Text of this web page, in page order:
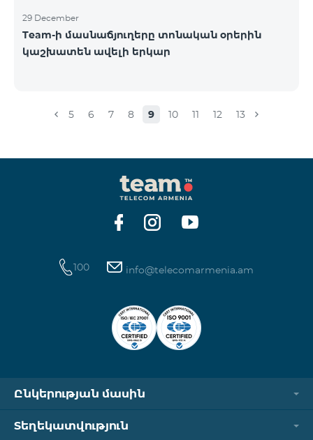
29 December
Team-ի մասնաճյուղերը տոնական օրերին
կաշխատեն ավելի երկար
5 6 7 8 9 10 11 12 13
100 info@telecomarmenia.am
Ընկերության մասին
Տեղեկատվություն